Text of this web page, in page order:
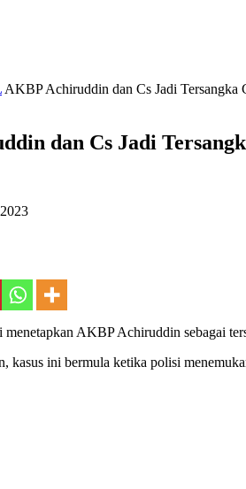
AKBP Achiruddin dan Cs Jadi
dan Cs Jadi
menetapkan AKBP Achiruddin sebagai
kasus ini bermula ketika polisi